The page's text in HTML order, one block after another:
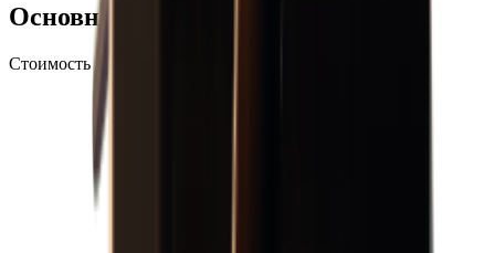
Основная информация
Стоимость